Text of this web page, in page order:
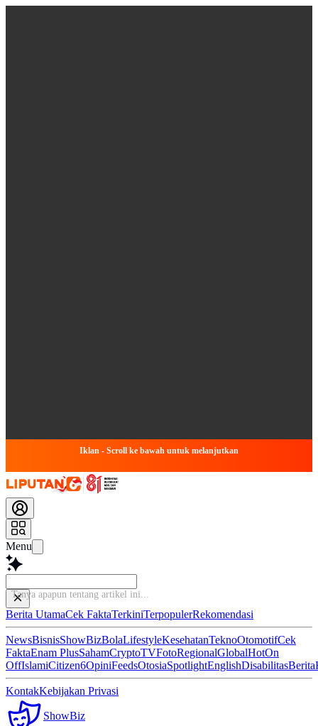
Iklan - Scroll ke bawah untuk melanjutkan
Menu
Tanya apapun tentang artikel ini...
Berita UtamaCek FaktaTerkiniTerpopulerRekomendasi
NewsBisnisShowBizBolaLifestyleKesehatanTeknoOtomotifCek
FaktaEnam PlusSahamCryptoTVFotoRegionalGlobalHotOn
OffIslamiCitizen6OpiniFeedsOtosiaSpotlightEnglishDisabilitasBerita
KontakKebijakan Privasi
ShowBiz